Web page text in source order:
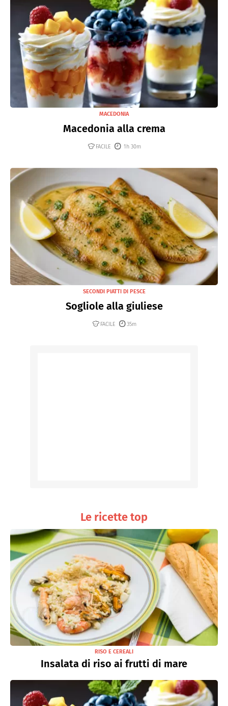
MACEDONIA
Macedonia alla crema
FACILE 1h 30m
SECONDI PIATTI DI PESCE
Sogliole alla giuliese
FACILE 35m
Le ricette top
RISO E CEREALI
Insalata di riso ai frutti di mare